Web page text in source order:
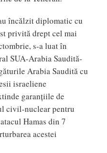
încălzit diplomatic cu
privită drept cel mai
s-a luat în
SUA-Arabia Saudită-
Arabia Saudită cu
israeliene
garanțiile de
civil-nuclear pentru
Hamas din 7
acestei